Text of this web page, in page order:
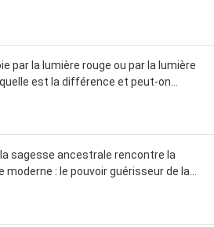
par la lumière rouge ou par la lumière
quelle est la différence et peut-on
sagesse ancestrale rencontre la
moderne : le pouvoir guérisseur de la